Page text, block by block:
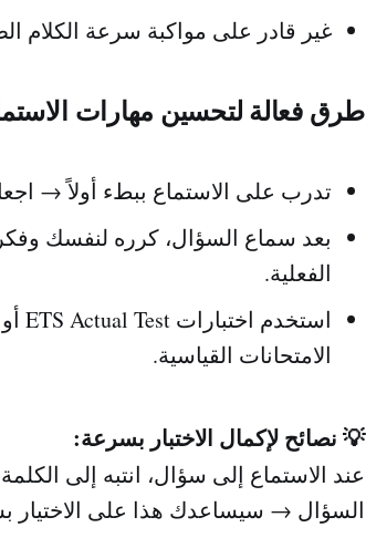
غير قادر على مواكبة سرعة الكلام
طرق فعالة لتحسين مهارات
تدرب على الاستماع ببطء أولاً →
بعد سماع السؤال، كرره لنفسك وفكر
الفعلية.
الامتحانات القياسية.
💡 نصائح لإكمال الاختبار بسرعة:
عند الاستماع إلى سؤال، انتبه إلى
السؤال → سيساعدك هذا على